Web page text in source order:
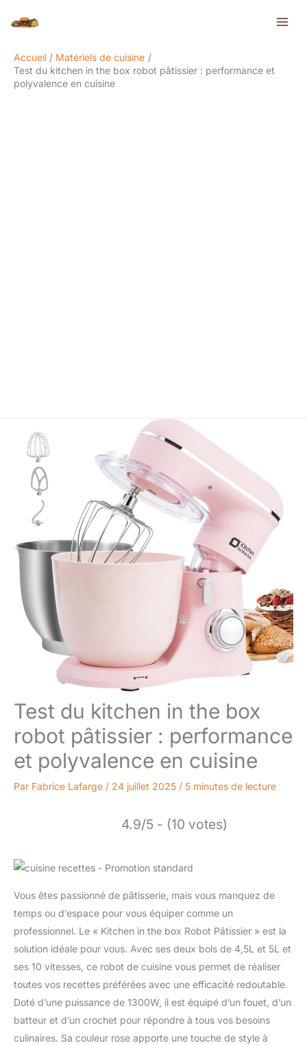
Accueil
Matériels de cuisine
Test du kitchen in the box robot pâtissier : performance et
polyvalence en cuisine
Test du kitchen in the box
robot pâtissier : performance
et polyvalence en cuisine
Par Fabrice Lafarge / 24 juillet 2025 / 5 minutes de lecture
4.9/5 - (10 votes)
Vous êtes passionné de pâtisserie, mais vous manquez de
temps ou d’espace pour vous équiper comme un
professionnel. Le « Kitchen in the box Robot Pâtissier » est la
solution idéale pour vous. Avec ses deux bols de 4,5L et 5L et
ses 10 vitesses, ce robot de cuisine vous permet de réaliser
toutes vos recettes préférées avec une efficacité redoutable.
Doté d’une puissance de 1300W, il est équipé d’un fouet, d’un
batteur et d’un crochet pour répondre à tous vos besoins
culinaires. Sa couleur rose apporte une touche de style à